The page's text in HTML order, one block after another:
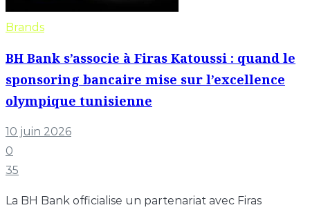
Brands
BH Bank s’associe à Firas Katoussi : quand le
sponsoring bancaire mise sur l’excellence
olympique tunisienne
10 juin 2026
0
35
La BH Bank officialise un partenariat avec Firas